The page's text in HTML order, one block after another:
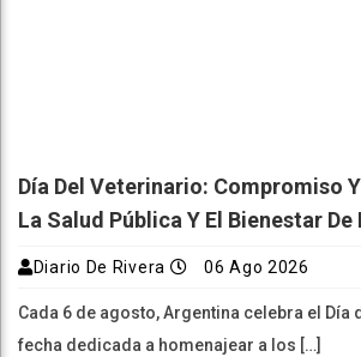
Día Del Veterinario: Compromiso
La Salud Pública Y El Bienestar
Diario De Rivera 06 Ago 2026
Cada 6 de agosto, Argentina celebra el Día
fecha dedicada a homenajear a los […]